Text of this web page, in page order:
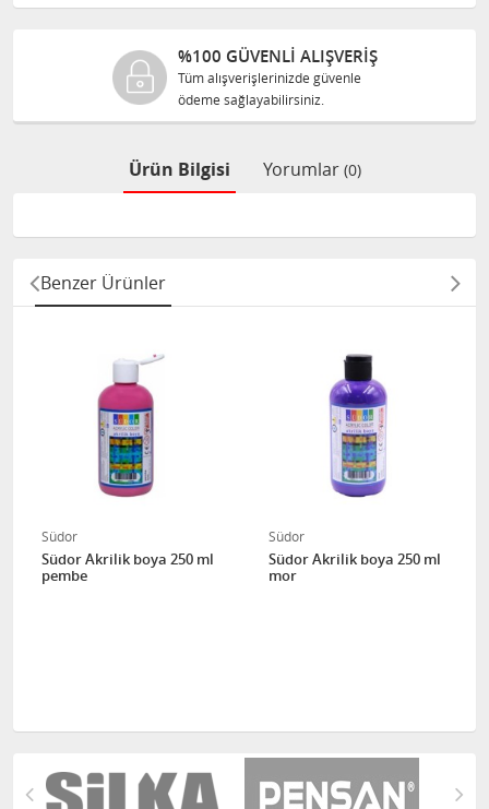
%100 GÜVENLİ ALIŞVERİŞ
Tüm alışverişlerinizde güvenle
ödeme sağlayabilirsiniz.
Ürün Bilgisi Yorumlar (0)
Benzer Ürünler
Südor
Südor Akrilik boya 250 ml
pembe
Südor
Südor Akrilik boya 250 ml
mor